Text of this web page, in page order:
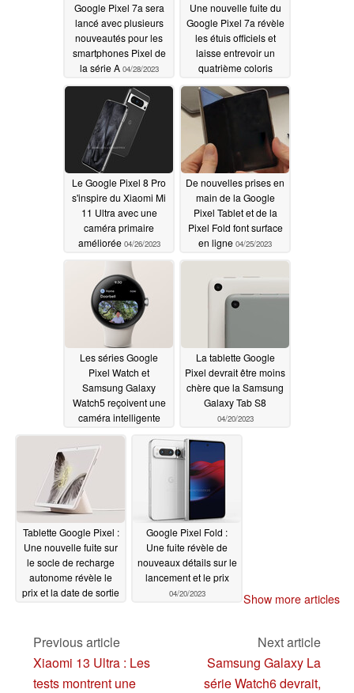
Google Pixel 7a sera
lancé avec plusieurs
nouveautés pour les
smartphones Pixel de
la série A 04/28/2023
Une nouvelle fuite du
Google Pixel 7a révèle
les étuis officiels et
laisse entrevoir un
quatrième coloris
04/26/2023
Le Google Pixel 8 Pro
s'inspire du Xiaomi Mi
11 Ultra avec une
caméra primaire
améliorée 04/26/2023
De nouvelles prises en
main de la Google
Pixel Tablet et de la
Pixel Fold font surface
en ligne 04/25/2023
Les séries Google
Pixel Watch et
Samsung Galaxy
Watch5 reçoivent une
caméra intelligente
en charge de la
sonnette vidéo
La tablette Google
Pixel devrait être moins
chère que la Samsung
Galaxy Tab S8
04/20/2023
Tablette Google Pixel :
Une nouvelle fuite sur
le socle de recharge
autonome révèle le
prix et la date de sortie
Google Pixel Fold :
Une fuite révèle de
nouveaux détails sur le
lancement et le prix
04/20/2023 Show more articles
Previous article
Xiaomi 13 Ultra : Les
tests montrent une
Next article
Samsung Galaxy La
série Watch6 devrait,